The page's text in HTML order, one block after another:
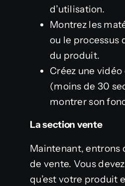
d’utilisation.
Montrez les
ou le processus
du produit.
Créez une vidéo
(moins de 30
montrer son
La section vente
Maintenant, entrons
de vente. Vous
qu’est votre produit